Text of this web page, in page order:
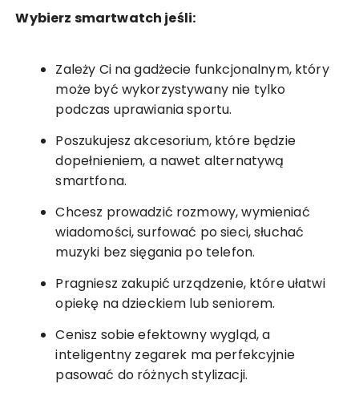
Wybierz smartwatch jeśli:
Zależy Ci na gadżecie funkcjonalnym, który
może być wykorzystywany nie tylko
podczas uprawiania sportu.
Poszukujesz akcesorium, które będzie
dopełnieniem, a nawet alternatywą
smartfona.
Chcesz prowadzić rozmowy, wymieniać
wiadomości, surfować po sieci, słuchać
muzyki bez sięgania po telefon.
Pragniesz zakupić urządzenie, które ułatwi
opiekę na dzieckiem lub seniorem.
Cenisz sobie efektowny wygląd, a
inteligentny zegarek ma perfekcyjnie
pasować do różnych stylizacji.